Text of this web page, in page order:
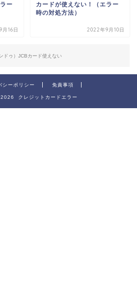
ー
16日
カードが使えない！（エラー
時の対処方法）
2022年9月10日
ドゥ）JCBカード使えない
シーポリシー 免責事項
クレジットカードエラー